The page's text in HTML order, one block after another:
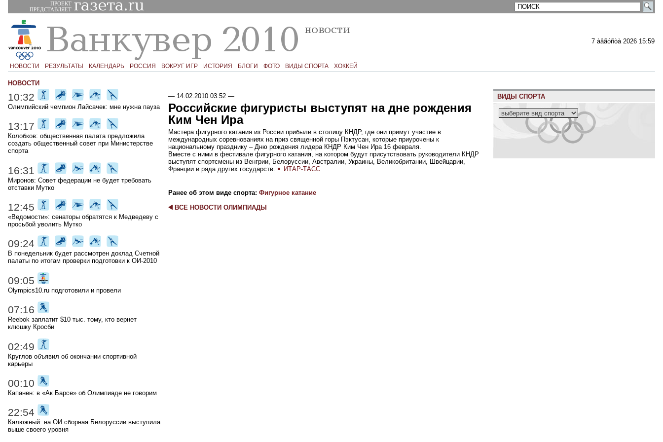
ПРОЕКТ
ПРЕДСТАВЛЯЕТ
7 àâãóñòà 2026 15:59
НОВОСТИ РЕЗУЛЬТАТЫ КАЛЕНДАРЬ РОССИЯ ВОКРУГ ИГР ИСТОРИЯ БЛОГИ ФОТО ВИДЫ СПОРТА ХОККЕЙ
— 14.02.2010 03:52—
Российские фигуристы выступят на дне рождения
Ким Чен Ира
Мастера фигурного катания из России прибыли в столицу КНДР, где они примут участие в
международных соревнованиях на приз священной горы Пэктусан, которые приурочены к
национальному празднику – Дню рождения лидера КНДР Ким Чен Ира 16 февраля.
Вместе с ними в фестивале фигурного катания, на котором будут присутствовать руководители КНДР
выступят спортсмены из Венгрии, Белоруссии, Австралии, Украины, Великобритании, Швейцарии,
Франции и ряда других государств.
ИТАР-ТАСС
Ранее об этом виде спорта: Фигурное катание
ВСЕ НОВОСТИ ОЛИМПИАДЫ
НОВОСТИ
10:32
Олимпийский чемпион Лайсачек: мне нужна пауза
13:17
Колобков: общественная палата предложила
создать общественный совет при Министерстве
спорта
16:31
Миронов: Совет федерации не будет требовать
отставки Мутко
12:45
«Ведомости»: сенаторы обратятся к Медведеву с
просьбой уволить Мутко
09:24
В понедельник будет рассмотрен доклад Счетной
палаты по итогам проверки подготовки к ОИ-2010
09:05
Olympics10.ru подготовили и провели
07:16
Reebok заплатит $10 тыс. тому, кто вернет
клюшку Кросби
02:49
Круглов объявил об окончании спортивной
карьеры
00:10
Капанен: в «Ак Барсе» об Олимпиаде не говорим
22:54
Калюжный: на ОИ сборная Белоруссии выступила
выше своего уровня
ВИДЫ СПОРТА